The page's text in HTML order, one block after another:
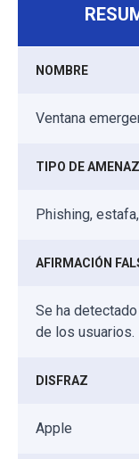
NOMBRE
Ventana
TIPO DE
Phishing,
AFIRMACIÓN
Se ha
de los usuarios.
DISFRAZ
Apple